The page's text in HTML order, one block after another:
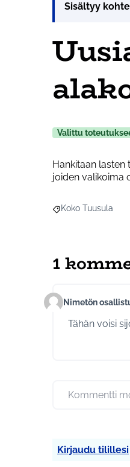
Sisältyy
Valittu
Hankitaan
joiden valikoima
Rajaa tulokset
Koko Tuusula
1
Kommentti 899
Nimetön
Tähän voisi
Kommentti
Kirjaudu tilillesi